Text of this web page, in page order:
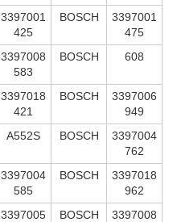
3397001
425
BOSCH
3397001
475
3397008
583
BOSCH 608
3397018
421
BOSCH
3397006
949
A552S BOSCH
3397004
762
3397004
585
BOSCH
3397018
962
3397005
BOSCH
3397008